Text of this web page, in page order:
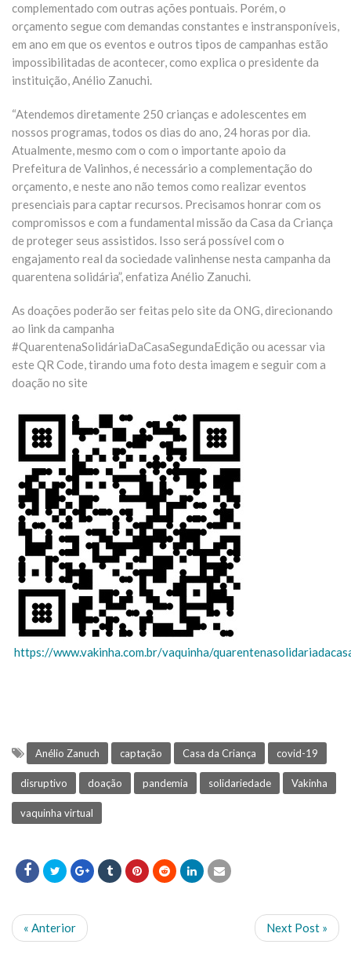
complementado com outras ações pontuais. Porém, o
orçamento segue com demandas constantes e instransponíveis,
em ano em que os eventos e outros tipos de campanhas estão
impossibilitadas de acontecer, como explica o presidente da
instituição, Anélio Zanuchi.
“Atendemos diretamente 250 crianças e adolescentes em
nossos programas, todos os dias do ano, 24 horas por dia.
Atualmente, mesmo com o com o importante apoio da
Prefeitura de Valinhos, é necessário a complementação do
orçamento, e neste ano não temos como realizar eventos
presenciais para captar recursos. Precisamos honrar com os
compromissos e com a fundamental missão da Casa da Criança
de proteger seus assistidos. Isso será possível com o
engajamento real da sociedade valinhense nesta campanha da
quarentena solidária”, enfatiza Anélio Zanuchi.
As doações poderão ser feitas pelo site da ONG, direcionando
ao link da campanha
#QuarentenaSolidáriaDaCasaSegundaEdição ou acessar via
este QR Code, tirando uma foto desta imagem e seguir com a
doação no site
https://www.vakinha.com.br/vaquinha/
Anélio Zanuch captação Casa da Criança covid-19
disruptivo doação pandemia solidariedade Vakinha
vaquinha virtual
« Anterior Next Post »